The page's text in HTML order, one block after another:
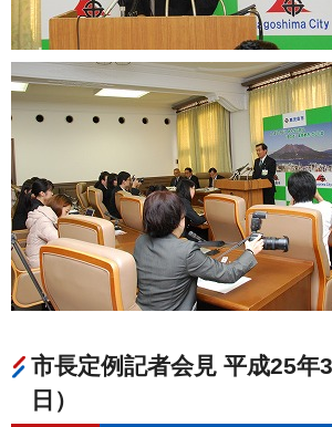
市長定例記者会見 平成25年
日）